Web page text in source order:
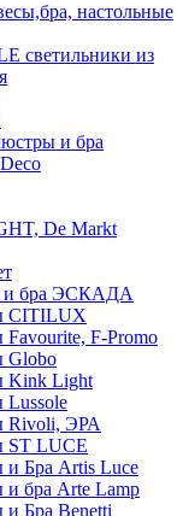
настольные
светильники из
и бра
De Markt
и бра ЭСКАДА
CITILUX
F-Promo
Globo
Kink Light
Rivoli, ЭРА
ST LUCE
Бра Artis Luce
бра Arte Lamp
Бра Benetti